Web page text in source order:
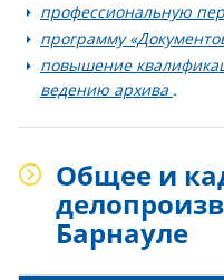
профессиональную
программу
повышение
ведению архива .
Общее и
Барнауле